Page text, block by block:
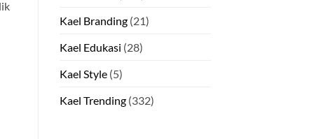
Kael Branding(21)
Kael Edukasi (28)
Kael Style(5)
Kael Trending(332)